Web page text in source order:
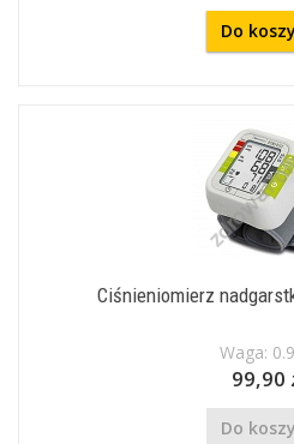
Do
Ciśnieniomierz
Waga:
99,90
Do